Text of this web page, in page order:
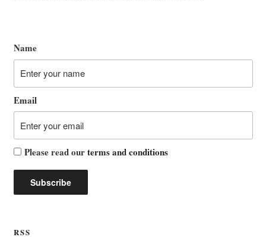
Name
Email
Please read ourterms and conditions
RSS